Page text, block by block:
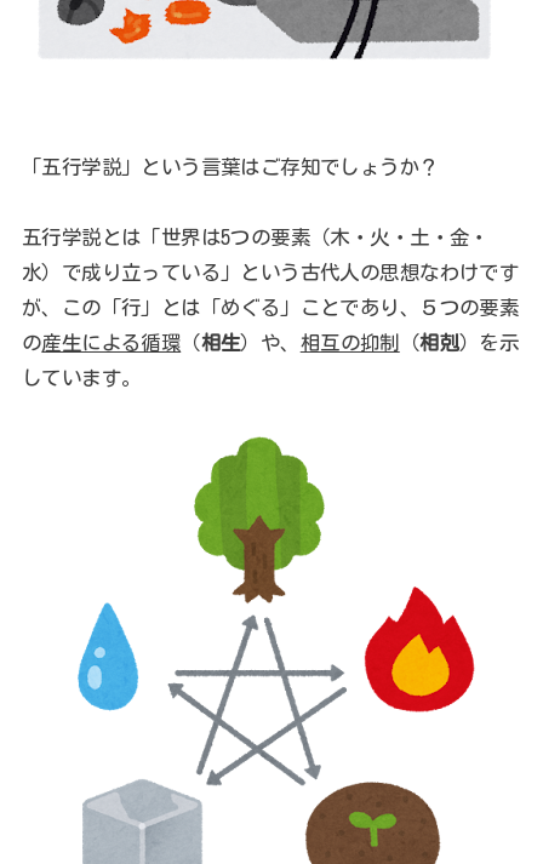
「五行学説」という言葉はご存知でしょうか？
五行学説とは「世界は5つの要素（木・火・土・金・
水）で成り立っている」という古代人の思想なわけです
が、この「行」とは「めぐる」ことであり、５つの要素
の産生による循環 （相生）や、 相互の抑制 （相剋）を示
しています。